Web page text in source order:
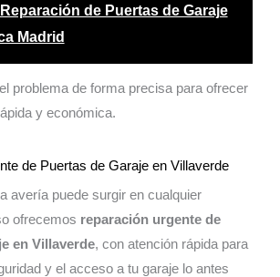
Reparación de Puertas de Garaje
Madrid
problema de forma precisa para ofrecer
y económica.
de Puertas de Garaje en Villaverde
avería puede surgir en cualquier
ofrecemos reparación urgente de
en Villaverde, con atención rápida para
y el acceso a tu garaje lo antes